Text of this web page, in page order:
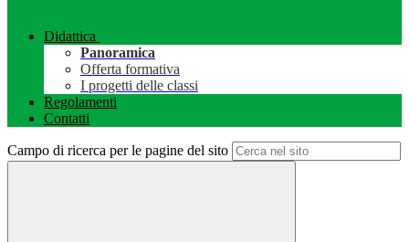
Didattica
Panoramica
Offerta formativa
I progetti delle classi
Regolamenti
Contatti
Campo di ricerca per le pagine del sito